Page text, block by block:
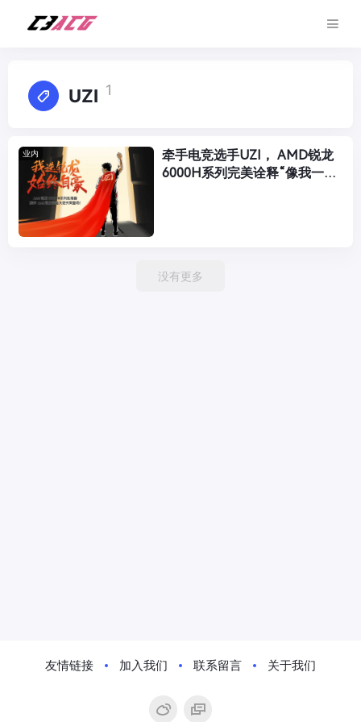
UZI 1
业内
牵手电竞选手UZI， AMD锐龙
6000H系列完美诠释“像我一样
没有更多
友情链接 加入我们 联系留言 关于我们